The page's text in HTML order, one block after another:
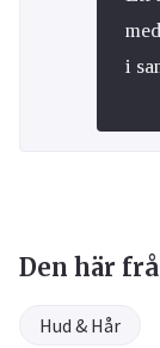
i
Den här
Hud & Hår